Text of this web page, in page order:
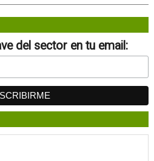
del sector en tu email: